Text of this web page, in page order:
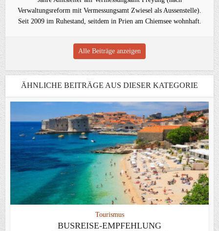
Verwaltungsreform mit Vermessungsamt Zwiesel als Aussenstelle).
Seit 2009 im Ruhestand, seitdem in Prien am Chiemsee wohnhaft.
Alle Beiträge anzeigen
ÄHNLICHE BEITRÄGE AUS DIESER KATEGORIE
Tourismus
BUSREISE-EMPFEHLUNG